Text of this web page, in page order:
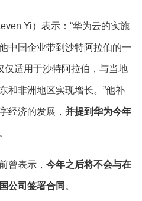
Yi）表示：“华为云的实施
中国企业带到沙特阿拉伯的一
仅适用于沙特阿拉伯，与当地
和非洲地区实现增长。”他补
经济的发展， 并提到华为今年
。
曾表示， 今年之后将不会与在
公司签署合同 。